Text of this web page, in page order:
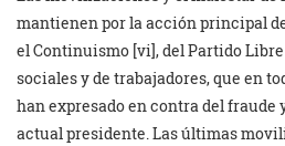
mantienen por la acción principal
el Continuismo [vi], del Partido
sociales y de trabajadores, que en
han expresado en contra del fraude
actual presidente. Las últimas